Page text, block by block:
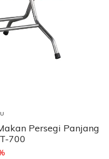
Persegi Panjang
700